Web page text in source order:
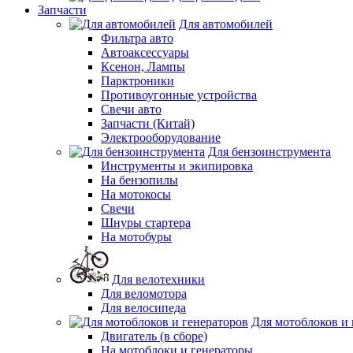
Запчасти
Для автомобилей
Фильтра авто
Автоаксессуары
Ксенон, Лампы
Парктроники
Противоугонные устройства
Свечи авто
Запчасти (Китай)
Электрооборудование
Для бензоинструмента
Инструменты и экипировка
На бензопилы
На мотокосы
Свечи
Шнуры стартера
На мотобуры
Для велотехники
Для веломотора
Для велосипеда
Для мотоблоков и
Двигатель (в сборе)
На мотоблоки и генераторы